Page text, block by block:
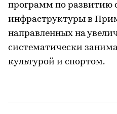
программ по развитию
инфраструктуры в
направленных на
систематически
культурой и спортом.